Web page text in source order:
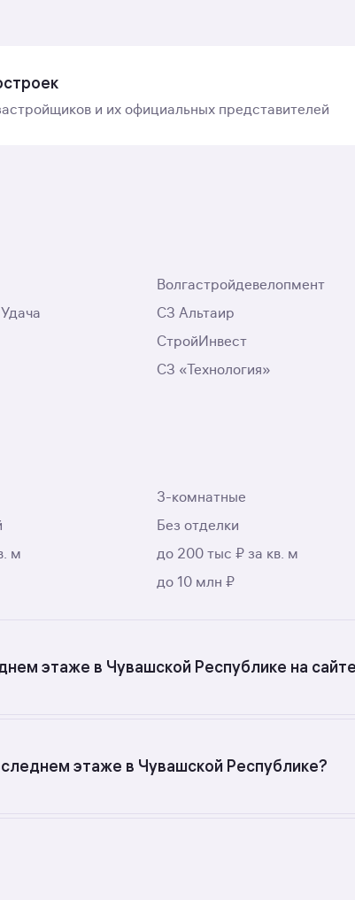
и их официальных представителей
Волгастройдевелопмент
СЗ Альтаир
СтройИнвест
СЗ «Технология»
3-комнатные
Без отделки
м до 200 тыс ₽ за кв. м
до 10 млн ₽
этаже в Чувашской Республике на
этаже в Чувашской Республике?